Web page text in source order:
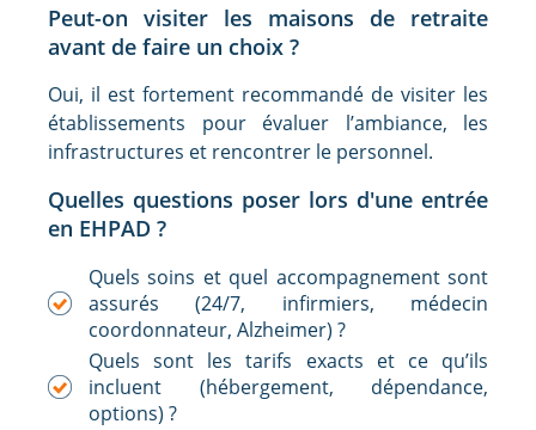
Peut-on visiter les maisons de retraite
avant de faire un choix ?
Oui, il est fortement recommandé de visiter les
établissements pour évaluer l’ambiance, les
infrastructures et rencontrer le personnel.
Quelles questions poser lors d'une entrée
en EHPAD ?
Quels soins et quel accompagnement sont
assurés (24/7, infirmiers, médecin
coordonnateur, Alzheimer) ?
Quels sont les tarifs exacts et ce qu’ils
incluent (hébergement, dépendance,
options) ?